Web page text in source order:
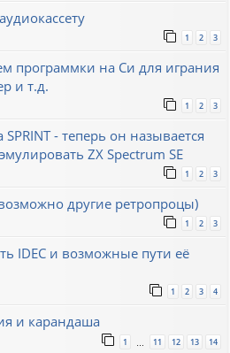
1 2 3
программки на Си для играния
и т.д.
1 2 3
- теперь он называется
ZX Spectrum SE
1 2 3
другие ретропроцы)
1 2 3
IDEC и возможные пути её
1 2 3 4
и карандаша
1 11 12 13 14